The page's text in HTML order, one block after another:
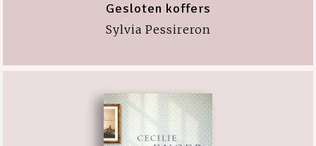
Gesloten koffers
Sylvia Pessireron